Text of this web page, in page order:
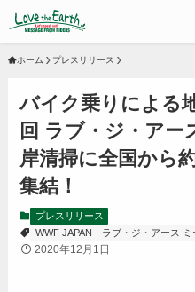
ホーム プレスリリース
バイク乗りによる
回 ラブ・ジ・アー
岸清掃に全国から
集結！
プレスリリース
WWF JAPAN
ラブ・ジ・アース
2020年12月1日